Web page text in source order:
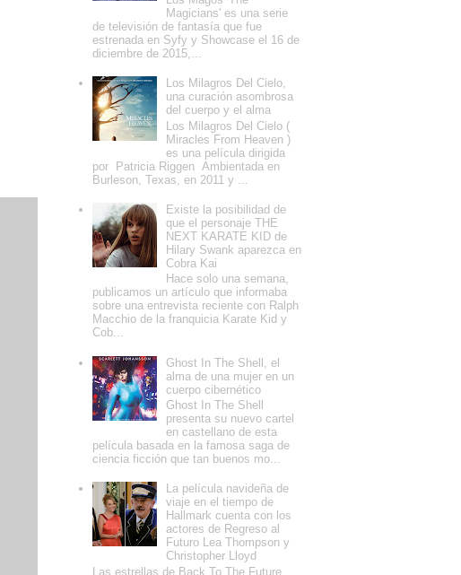
Magicians' es una serie
de televisión de fantasía que fue
estrenada en Syfy y Showcase el 16 de
diciembre de 2015,...
Los Milagros Del Cielo,
una curación asombrosa
del cuerpo y el alma
Los Milagros Del Cielo (
Miracles From Heaven )
es una película dirigida
por Patricia Riggen Ambientada en
Burleson, Texas, en 2011 y ...
Existe la posibilidad de
que el personaje THE
NEXT KARATE KID de
Hilary Swank aparezca en
Cobra Kai
Hace solo una semana,
publicamos un artículo que informaba
sobre una entrevista reciente con Ralph
Macchio de la franquicia Karate Kid y
Cob...
Ghost In The Shell, el
alma de una mujer en un
cuerpo cibernético
Ghost In The Shell
presenta su nuevo cartel
en castellano de esta
película basada en la famosa saga de
ciencia ficción que tan buenos mo...
La película navideña de
viaje en el tiempo de
Hallmark cuenta con los
actores de Regreso al
Futuro Lea Thompson y
Christopher Lloyd
Las estrellas de Back To The Future